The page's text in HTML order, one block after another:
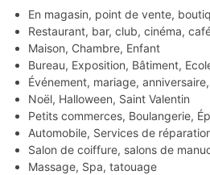
En magasin, point de vente,
Restaurant, bar, club, cinéma,
Maison, Chambre, Enfant
Bureau, Exposition, Bâtiment,
Événement, mariage,
Noël, Halloween, Saint Valentin
Petits commerces, Boulangerie,
Automobile, Services de
Salon de coiffure, salons de
Massage, Spa, tatouage